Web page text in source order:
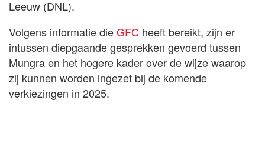
Leeuw (DNL).
Volgens informatie dieGFC heeft bereikt, zijn er
intussen diepgaande gesprekken gevoerd tussen
Mungra en het hogere kader over de wijze waarop
zij kunnen worden ingezet bij de komende
verkiezingen in 2025.